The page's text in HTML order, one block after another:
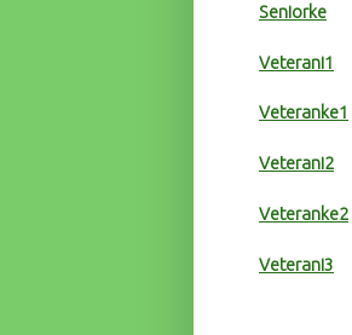
Seniorke
Veterani1
Veteranke1
Veterani2
Veteranke2
Veterani3